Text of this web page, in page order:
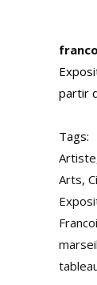
partir
Tags:
Artiste
Arts,